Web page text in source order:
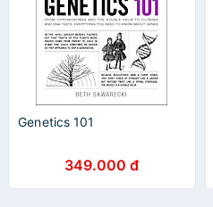
Genetics 101
349.000 đ